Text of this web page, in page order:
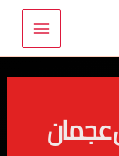
Main
Menu
عجمان